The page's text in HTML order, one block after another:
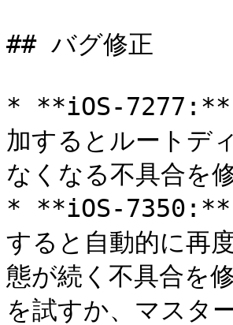
## バグ修正
* **iOS-7277:**
加するとルートデ
なくなる不具合を修
* **iOS-7350:**
すると自動的に再
態が続く不具合を
を試すか、マスタ